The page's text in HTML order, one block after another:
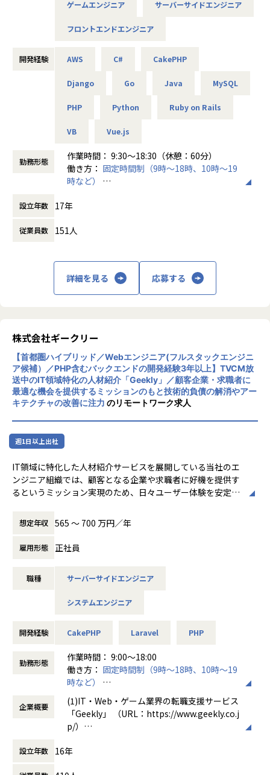
└ベテランエンジニアが講師となり、様々な勉強会を実施。
【業務の変更の範囲】
□大手オークションサイトの新規開発、運用保守開発
□有名ゲームのサーバーサイド開発
□業務用暗号資産ウォレットや取引システムの新規開発、運
□美容サロン予約サイトのBtoB、BtoC両面での開発
▼step1
あなたの希望をお聞かせください！
「上流工程に携わりたい」
ルをつけたい」「テレワークがしたい」
▼step2
限りなく理想に近い案件をご提案します。
希望に合う案件がなければ営業が探してきます！
「スキル」も「働き方」もフォロー体制は万全
またマネジメントを務めるエンジニアも
あなたをサポートするメンター。
技術面も、キャリアや働く環境面のフォローも
どちらも兼ね備えているので、
《描ける将来像も多彩》
◎プログラマーとしてスペシャリストへ
◎アーキテクトやプランナーとして上流で活躍
◎設計から開発・運用と一貫して担当
などどんなスキル・工程にもチャレンジできます！
全てあなたの希望が最優先です！
【業務の変更の範囲】
ゲームエンジニア サーバーサイドエンジニア
フロントエンドエンジニア
開発経験 AWS C# CakePHP
Django Go Java MySQL
PHP Python Ruby on Rails
VB Vue.js
勤務形態
作業時間： 9:30～18:30（休憩：60分）
働き方： 固定時間制（9時～18時、10時～19
時など）
休憩時間： 60分
設立年数 17年
従業員数 151人
詳細を見る 応募する
株式会社ギークリー
【首都圏ハイブリッド／Webエンジニア(フルスタックエンジニ
ア候補）／PHP含むバックエンドの開発経験3年以上】TVCM放
送中のIT領域特化の人材紹介「Geekly」／顧客企業・求職者に
最適な機会を提供するミッションのもと技術的負債の解消やアー
キテクチャの改善に注力 のリモートワーク求人
週1日以上出社
IT領域に特化した人材紹介サービスを展開している当社のエ
ンジニア組織では、顧客となる企業や求職者に好機を提供す
るというミッション実現のため、日々ユーザー体験を安定し
現状、業務委託ベースでエンジニア組織が動いていますが、
今後はより主体的且つ能動的に抱えている技術的負債の解消
やより良いアーキテクチャの設計を行っていきたいと考えて
・各種施策の遂行を技術視点をふまえて汎用性／メンテナン
・システムの抱える技術的負債を洗い出し解決していく
・各職種と連携してフルスタックエンジニアとしての最適解
の提案を行う
■業務の魅力：
・レガシーなアーキテクチャや開発手法からGo言語やTypes
cript等のモダンなアーキテクチャと開発手法へ転換する大き
な過渡期であり、裁量高く様々な技術的な意思決定に関わり
ながらプロダクトと組織の成長に関わっていくことができま
す。
・既存のWebサービスだけでなく、新サービス立ち上げの際
想定年収 565 〜 700 万円／年
雇用形態 正社員
職種 サーバーサイドエンジニア
システムエンジニア
開発経験 CakePHP Laravel PHP
勤務形態
作業時間： 9:00～18:00
働き方： 固定時間制（9時～18時、10時～19
時など）
時間外労働の有無： 有（月平均10時間～30
時間）
休憩時間： 60分
企業概要
(1)IT・Web・ゲーム業界の転職支援サービス
「Geekly」 （URL：https://www.geekly.co.j
p/）
ス。
設立年数 16年